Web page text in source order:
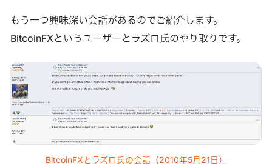
もう一つ興味深い会話があるのでご紹介します。
BitcoinFXというユーザーとラズロ氏のやり取りです。
BitcoinFXとラズロ氏の会話（2010年5月21日）